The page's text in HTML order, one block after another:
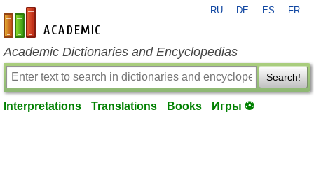
en-academic.com
RU DE ES FR
Academic Dictionaries and Encyclopedias
Search!
Interpretations Translations Books Игры ⚽